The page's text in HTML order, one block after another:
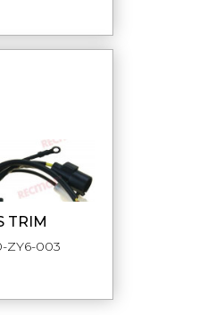
TRIM
ZY6-003